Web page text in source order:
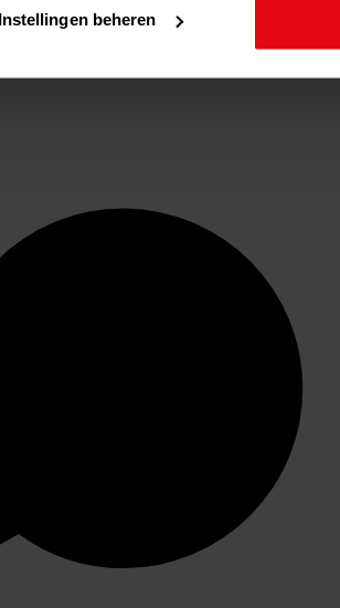
Instellingen beheren